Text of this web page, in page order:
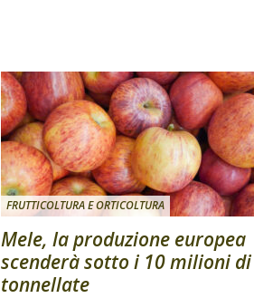
FRUTTICOLTURA E ORTICOLTURA
Mele, la produzione europea
scenderà sotto i 10 milioni di
tonnellate